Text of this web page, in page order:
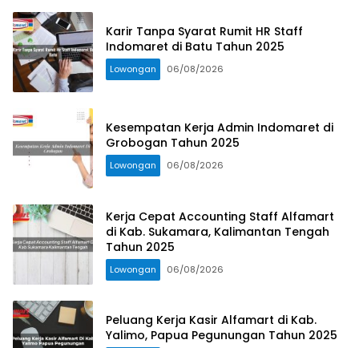
Karir Tanpa Syarat Rumit HR Staff
Indomaret di Batu Tahun 2025
Lowongan 06/08/2026
Kesempatan Kerja Admin Indomaret di
Grobogan Tahun 2025
Lowongan 06/08/2026
Kerja Cepat Accounting Staff Alfamart
di Kab. Sukamara, Kalimantan Tengah
Tahun 2025
Lowongan 06/08/2026
Peluang Kerja Kasir Alfamart di Kab.
Yalimo, Papua Pegunungan Tahun 2025